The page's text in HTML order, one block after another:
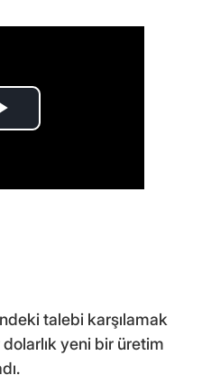
talebi karşılamak
yeni bir üretim